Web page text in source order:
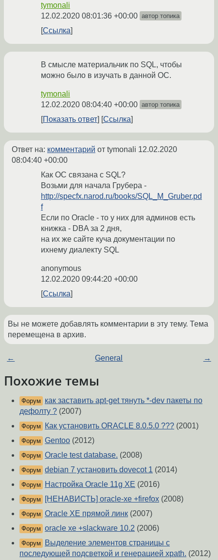
tymonali
12.02.2020 08:01:36 +00:00 автор топика
Ссылка
В смысле материальчик по SQL, чтобы
можно было в изучать в данной ОС.
tymonali
12.02.2020 08:04:40 +00:00 автор топика
Показать ответ Ссылка
Ответ на: комментарий от tymonali 12.02.2020
08:04:40 +00:00
Как ОС связана с SQL?
Возьми для начала Грубера -
http://specfx.narod.ru/books/SQL_M_Gruber.pd
f
Если по Oracle - то у них для админов есть
книжка - DBA за 2 дня,
на их же сайте куча документации по
ихнему диалекту SQL
anonymous
12.02.2020 09:44:20 +00:00
Ссылка
Вы не можете добавлять комментарии в эту тему. Тема
перемещена в архив.
← General →
Похожие темы
Форум
как заставить apt-get тянуть *-dev пакеты по
дефолту ? (2007)
Форум Как установить ORACLE 8.0.5.0 ??? (2001)
Форум Gentoo (2012)
Форум Oracle test database. (2008)
Форум debian 7 установить dovecot 1 (2014)
Форум Настройка Oracle 11g XE (2016)
Форум [НЕНАВИСТЬ] oracle-xe +firefox (2008)
Форум Oracle XE прямой линк (2007)
Форум oracle xe +slackware 10.2 (2006)
Форум
Выделение элементов страницы с
последующей подсветкой и генерацией xpath. (2012)